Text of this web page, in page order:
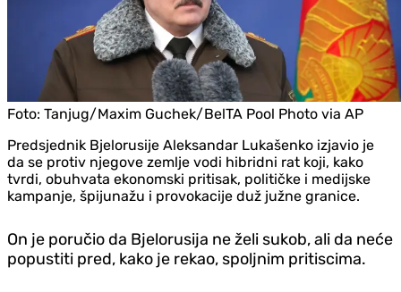
Foto: Tanjug/Maxim Guchek/BelTA Pool Photo via AP
Predsjednik Bjelorusije Aleksandar Lukašenko izjavio je
da se protiv njegove zemlje vodi hibridni rat koji, kako
tvrdi, obuhvata ekonomski pritisak, političke i medijske
kampanje, špijunažu i provokacije duž južne granice.
On je poručio da Bjelorusija ne želi sukob, ali da neće
popustiti pred, kako je rekao, spoljnim pritiscima.